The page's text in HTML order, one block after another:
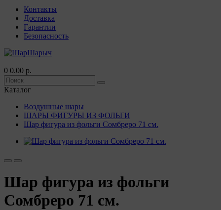
Контакты
Доставка
Гарантии
Безопасность
0 0.00 р.
Каталог
Воздушные шары
ШАРЫ ФИГУРЫ ИЗ ФОЛЬГИ
Шар фигура из фольги Сомбреро 71 см.
Шар фигура из фольги
Сомбреро 71 см.